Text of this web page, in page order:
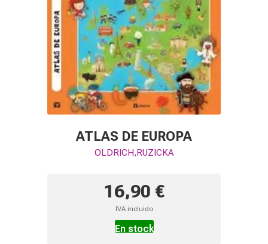
ATLAS DE EUROPA
OLDRICH,RUZICKA
16,90 €
IVA incluido
En stock